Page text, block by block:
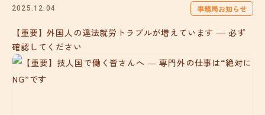
2025.12.04 事務局お知らせ
【重要】外国人の違法就労トラブルが増えています ― 必ず
確認してください